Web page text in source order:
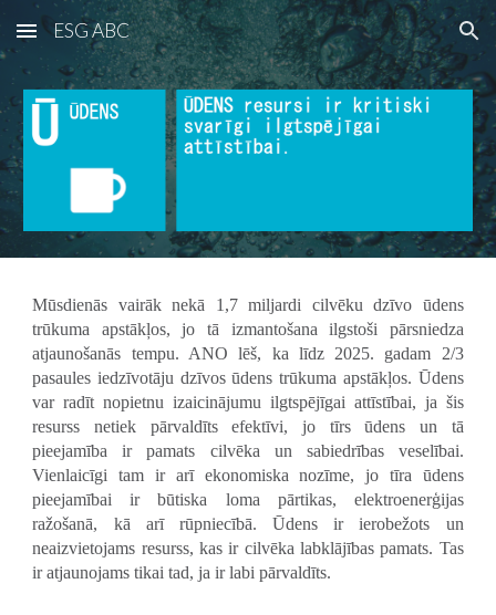
Skip to main content Skip to navigation
ESG ABC
Mūsdienās vairāk nekā 1,7 miljardi cilvēku dzīvo ūdens
trūkuma apstākļos, jo tā izmantošana ilgstoši pārsniedza
atjaunošanās tempu. ANO lēš, ka līdz 2025. gadam 2/3
pasaules iedzīvotāju dzīvos ūdens trūkuma apstākļos. Ūdens
var radīt nopietnu izaicinājumu ilgtspējīgai attīstībai, ja šis
resurss netiek pārvaldīts efektīvi, jo tīrs ūdens un tā
pieejamība ir pamats cilvēka un sabiedrības veselībai.
Vienlaicīgi tam ir arī ekonomiska nozīme, jo tīra ūdens
pieejamībai ir būtiska loma pārtikas, elektroenerģijas
ražošanā, kā arī rūpniecībā. Ūdens ir ierobežots un
neaizvietojams resurss, kas ir cilvēka labklājības pamats. Tas
ir atjaunojams tikai tad, ja ir labi pārvaldīts.